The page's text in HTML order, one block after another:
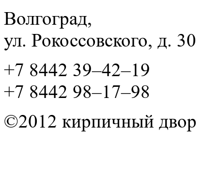
Волгоград,
ул. Рокосcовского, д. 30
+7 8442 39–42–19
+7 8442 98–17–98
©2012 кирпичный двор